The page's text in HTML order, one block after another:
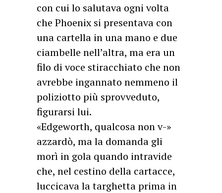
con cui lo salutava ogni volta
che Phoenix si presentava con
una cartella in una mano e due
ciambelle nell’altra, ma era un
filo di voce stiracchiato che non
avrebbe ingannato nemmeno il
poliziotto più sprovveduto,
figurarsi lui.
«Edgeworth, qualcosa non v-»
azzardò, ma la domanda gli
morì in gola quando intravide
che, nel cestino della cartacce,
luccicava la targhetta prima in